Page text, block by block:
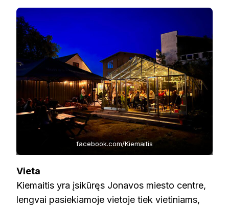
facebook.com/Kiemaitis
Vieta
Kiemaitis yra įsikūręs Jonavos miesto centre,
lengvai pasiekiamoje vietoje tiek vietiniams,